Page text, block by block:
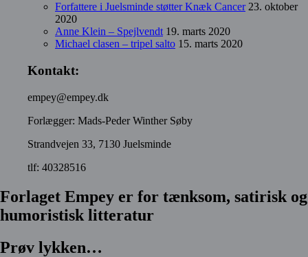
Forfattere i Juelsminde støtter Knæk Cancer 23. oktober
2020
Anne Klein – Spejlvendt 19. marts 2020
Michael clasen – tripel salto 15. marts 2020
Kontakt:
empey@empey.dk
Forlægger: Mads-Peder Winther Søby
Strandvejen 33, 7130 Juelsminde
tlf: 40328516
Forlaget Empey er for tænksom, satirisk og
humoristisk litteratur
Prøv lykken…